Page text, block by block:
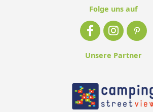
Folge uns auf
Unsere Partner